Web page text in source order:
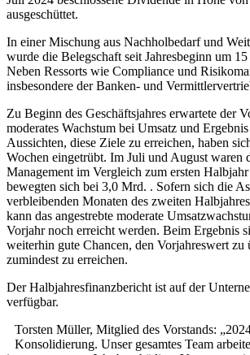
ausgeschüttet.
In einer Mischung aus Nachholbedarf und
wurde die Belegschaft seit Jahresbeginn um 15
Neben Ressorts wie Compliance und
insbesondere der Banken- und
Zu Beginn des Geschäftsjahres erwartete der
moderates Wachstum bei Umsatz und
Aussichten, diese Ziele zu erreichen, haben
Wochen eingetrübt. Im Juli und August waren
Management im Vergleich zum ersten
bewegten sich bei 3,0 Mrd. . Sofern sich die
verbleibenden Monaten des zweiten
kann das angestrebte moderate
Vorjahr noch erreicht werden. Beim Ergebnis
weiterhin gute Chancen, den Vorjahreswert zu
zumindest zu erreichen.
Der Halbjahresfinanzbericht ist auf der
verfügbar.
Torsten Müller, Mitglied des Vorstands:
Konsolidierung. Unser gesamtes Team